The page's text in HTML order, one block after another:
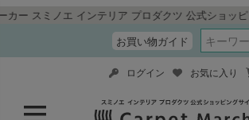
プロダクツ 公式ショッピングサイト「カーペット
お買い物ガイド
ログイン お気に入り